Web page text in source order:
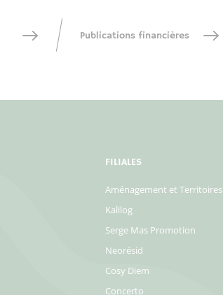
Publications financières
FILIALES
Aménagement et Territoires
Kalilog
Serge Mas Promotion
Neorésid
Cosy Diem
Concerto